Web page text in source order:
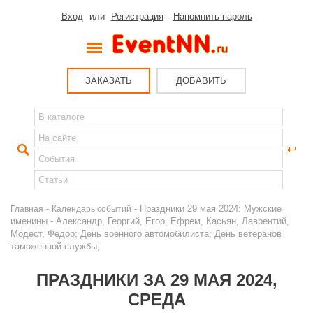
Вход или Регистрация Напомнить пароль
ЗАКАЗАТЬ ДОБАВИТЬ
Главная - Календарь событий - Праздники 29 мая 2024: Мужские
именины - Александр, Георгий, Егор, Ефрем, Касьян, Лаврентий,
Модест, Федор; День военного автомобилиста; День ветеранов
таможенной службы;
ПРАЗДНИКИ ЗА 29 МАЯ 2024,
СРЕДА